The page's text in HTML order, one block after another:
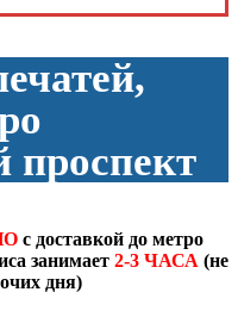
проспект
с доставкой до метро
занимает 2-3 ЧАСА (не
дня)